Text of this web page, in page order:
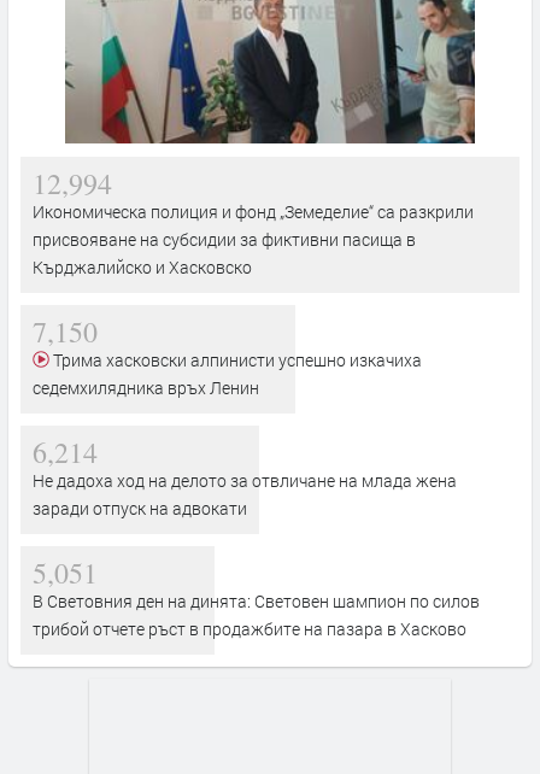
12,994
Икономическа полиция и фонд „Земеделие“ са разкрили
присвояване на субсидии за фиктивни пасища в
Кърджалийско и Хасковско
7,150
седемхилядника връх Ленин
6,214
Не дадоха ход на делото за отвличане на млада жена
заради отпуск на адвокати
5,051
В Световния ден на динята: Световен шампион по силов
трибой отчете ръст в продажбите на пазара в Хасково